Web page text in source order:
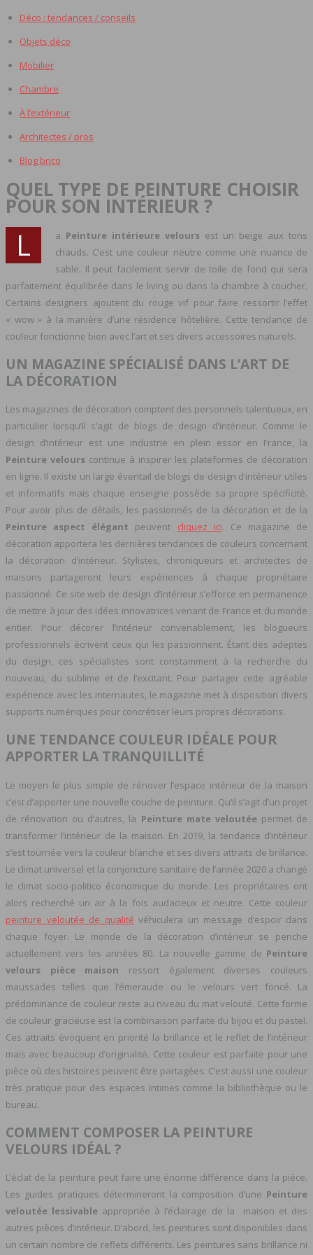
Déco : tendances / conseils
Objets déco
Mobilier
Chambre
À l’extérieur
Architectes / pros
Blog brico
QUEL TYPE DE PEINTURE CHOISIR
POUR SON INTÉRIEUR ?
L a Peinture intérieure velours est un beige aux tons
chauds. C’est une couleur neutre comme une nuance de
sable. Il peut facilement servir de toile de fond qui sera
parfaitement équilibrée dans le living ou dans la chambre à coucher.
Certains designers ajoutent du rouge vif pour faire ressortir l’effet
« wow » à la manière d’une résidence hôtelière. Cette tendance de
couleur fonctionne bien avec l’art et ses divers accessoires naturels.
UN MAGAZINE SPÉCIALISÉ DANS L’ART DE
LA DÉCORATION
Les magazines de décoration comptent des personnels talentueux, en
particulier lorsqu’il s’agit de blogs de design d’intérieur. Comme le
design d’intérieur est une industrie en plein essor en France, la
Peinture velours continue à inspirer les plateformes de décoration
en ligne. Il existe un large éventail de blogs de design d’intérieur utiles
et informatifs mais chaque enseigne possède sa propre spécificité.
Pour avoir plus de détails, les passionnés de la décoration et de la
Peinture aspect élégant peuvent cliquez ici. Ce magazine de
décoration apportera les dernières tendances de couleurs concernant
la décoration d’intérieur. Stylistes, chroniqueurs et architectes de
maisons partageront leurs expériences à chaque propriétaire
passionné. Ce site web de design d’intérieur s’efforce en permanence
de mettre à jour des idées innovatrices venant de France et du monde
entier. Pour décorer l’intérieur convenablement, les blogueurs
professionnels écrivent ceux qui les passionnent. Étant des adeptes
du design, ces spécialistes sont constamment à la recherche du
nouveau, du sublime et de l’excitant. Pour partager cette agréable
expérience avec les internautes, le magazine met à disposition divers
supports numériques pour concrétiser leurs propres décorations.
UNE TENDANCE COULEUR IDÉALE POUR
APPORTER LA TRANQUILLITÉ
Le moyen le plus simple de rénover l’espace intérieur de la maison
c’est d’apporter une nouvelle couche de peinture. Qu’il s’agit d’un projet
de rénovation ou d’autres, la Peinture mate veloutée permet de
transformer l’intérieur de la maison. En 2019, la tendance d’intérieur
s’est tournée vers la couleur blanche et ses divers attraits de brillance.
Le climat universel et la conjoncture sanitaire de l’année 2020 a changé
le climat socio-politico économique du monde. Les propriétaires ont
alors recherché un air à la fois audacieux et neutre. Cette couleur
peinture veloutée de qualité véhiculera un message d’espoir dans
chaque foyer. Le monde de la décoration d’intérieur se penche
actuellement vers les années 80. La nouvelle gamme de Peinture
velours pièce maison ressort également diverses couleurs
maussades telles que l’émeraude ou le velours vert foncé. La
prédominance de couleur reste au niveau du mat velouté. Cette forme
de couleur gracieuse est la combinaison parfaite du bijou et du pastel.
Ces attraits évoquent en priorité la brillance et le reflet de l’intérieur
mais avec beaucoup d’originalité. Cette couleur est parfaite pour une
pièce où des histoires peuvent être partagées. C’est aussi une couleur
très pratique pour des espaces intimes comme la bibliothèque ou le
bureau.
COMMENT COMPOSER LA PEINTURE
VELOURS IDÉAL ?
L’éclat de la peinture peut faire une énorme différence dans la pièce.
Les guides pratiques détermineront la composition d’une Peinture
veloutée lessivable appropriée à l’éclairage de la maison et des
autres pièces d’intérieur. D’abord, les peintures sont disponibles dans
un certain nombre de reflets différents. Les peintures sans brillance ni